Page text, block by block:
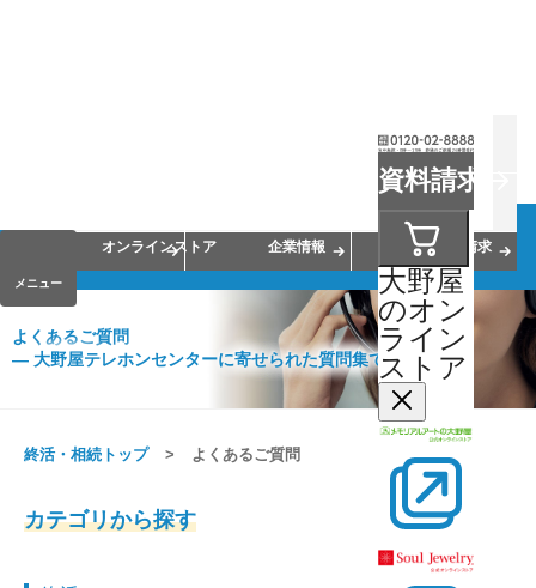
資料請求
大野屋
のオン
ライン
ストア
メニュー
会員サービス
オンラインストア
企業情報 資料請求
よくあるご質問
― 大野屋テレホンセンターに寄せられた質問集です。
終活・相続トップ よくあるご質問
カテゴリから探す